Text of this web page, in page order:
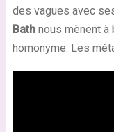
des vagues avec
Bathnous mènent à
homonyme. Les